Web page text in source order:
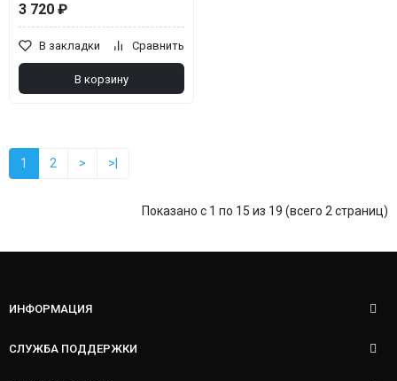
3 720 ₽
В закладки Сравнить
В корзину
1 2 > >|
Показано с 1 по 15 из 19 (всего 2 страниц)
ИНФОРМАЦИЯ
СЛУЖБА ПОДДЕРЖКИ